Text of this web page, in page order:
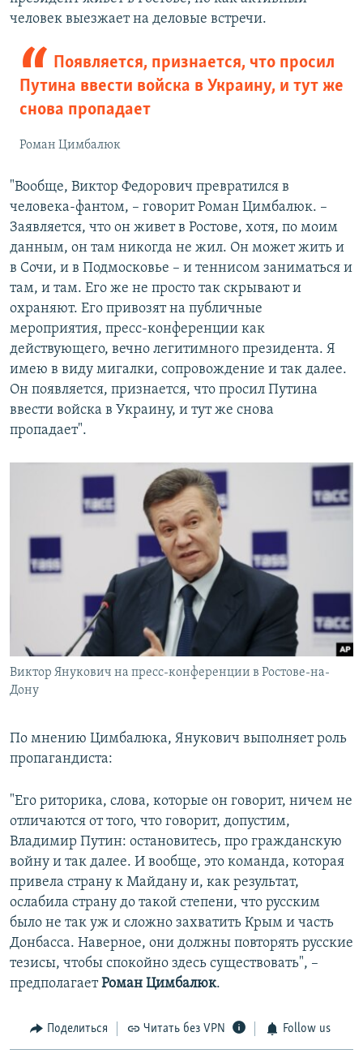
человек выезжает на деловые встречи.
Появляется, признается, что просил
Путина ввести войска в Украину, и тут же
снова пропадает
Роман Цимбалюк
"Вообще, Виктор Федорович превратился в
человека-фантом, – говорит Роман Цимбалюк. –
Заявляется, что он живет в Ростове, хотя, по моим
данным, он там никогда не жил. Он может жить и
в Сочи, и в Подмосковье – и теннисом заниматься и
там, и там. Его же не просто так скрывают и
охраняют. Его привозят на публичные
мероприятия, пресс-конференции как
действующего, вечно легитимного президента. Я
имею в виду мигалки, сопровождение и так далее.
Он появляется, признается, что просил Путина
ввести войска в Украину, и тут же снова
пропадает".
Виктор Янукович на пресс-конференции в Ростове-на-
Дону
По мнению Цимбалюка, Янукович выполняет роль
пропагандиста:
"Его риторика, слова, которые он говорит, ничем не
отличаются от того, что говорит, допустим,
Владимир Путин: остановитесь, про гражданскую
войну и так далее. И вообще, это команда, которая
привела страну к Майдану и, как результат,
ослабила страну до такой степени, что русским
было не так уж и сложно захватить Крым и часть
Донбасса. Наверное, они должны повторять русские
тезисы, чтобы спокойно здесь существовать", –
предполагаетРоман Цимбалюк.
Поделиться Читать без VPN Follow us